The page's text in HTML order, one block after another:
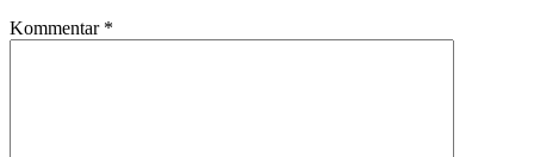
Kommentar *